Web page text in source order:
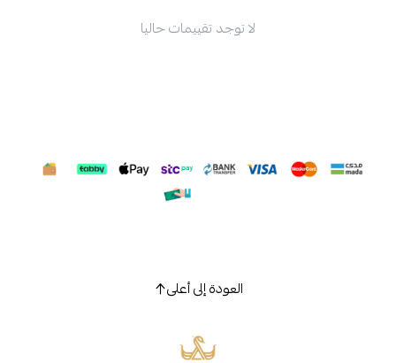
لا توجد تقييمات حاليا
العودة إلى أعلى